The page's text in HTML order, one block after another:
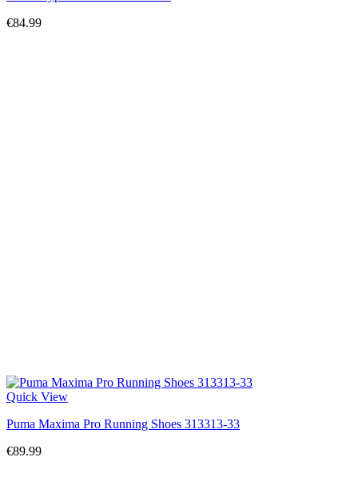
€84.99
Quick View
Puma Maxima Pro Running Shoes 313313-33
€89.99